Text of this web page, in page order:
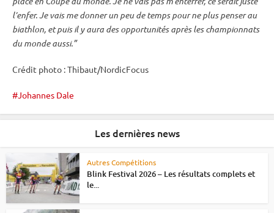
l’enfer. Je vais me donner un peu de temps pour ne plus penser au
biathlon, et puis il y aura des opportunités après leschampionnats
du mondeaussi.”
Crédit photo : Thibaut/NordicFocus
Johannes Dale
Les dernières news
Autres Compétitions
Blink Festival 2026 – Les résultats complets et
le...